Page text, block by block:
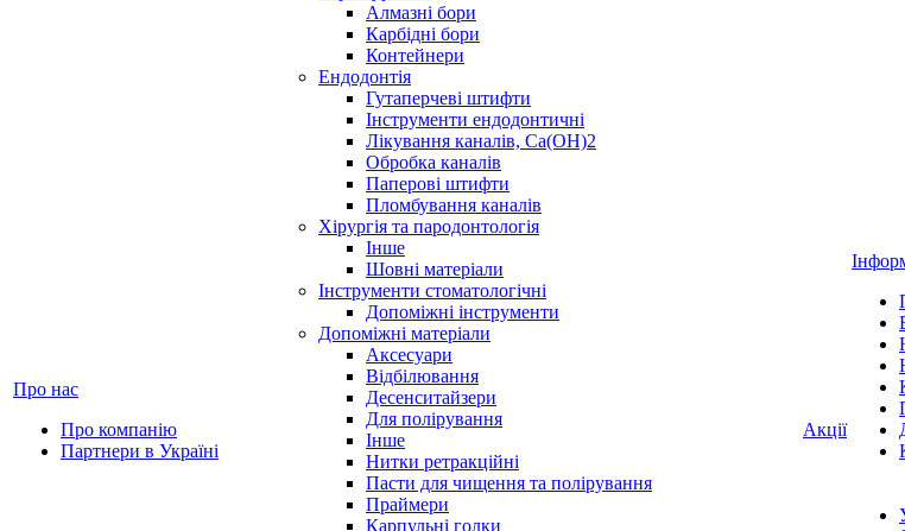
Про нас
Про компанію
Партнери в Україні
Алмазні бори
Карбідні бори
Контейнери
Ендодонтія
Гутаперчеві штифти
Інструменти ендодонтичні
Лікування каналів, Ca(OH)2
Обробка каналів
Паперові штифти
Пломбування каналів
Хірургія та пародонтологія
Інше
Шовні матеріали
Інструменти стоматологічні
Допоміжні інструменти
Допоміжні матеріали
Аксесуари
Відбілювання
Десенситайзери
Для полірування
Інше
Нитки ретракційні
Пасти для чищення та полірування
Праймери
Карпульні голки
Акції